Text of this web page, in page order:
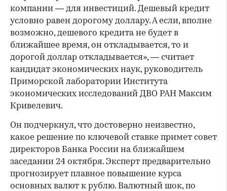
компании — для инвестиций. Дешевый кредит
условно равен дорогому доллару. А если, вполне
возможно, дешевого кредита не будет в
ближайшее время, он откладывается, то и
дорогой доллар откладывается», — считает
кандидат экономических наук, руководитель
Приморской лаборатории Института
экономических исследований ДВО РАН Максим
Кривелевич.
Он подчеркнул, что достоверно неизвестно,
какое решение по ключевой ставке примет совет
директоров Банка России на ближайшем
заседании 24 октября. Эксперт предварительно
прогнозирует плавное повышение курса
основных валют к рублю. Валютный шок, по